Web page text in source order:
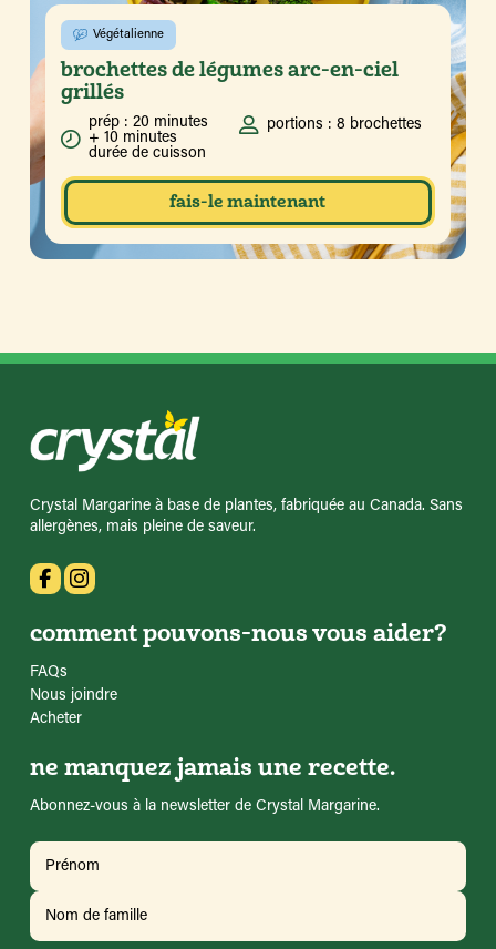
Végétalienne
brochettes de légumes arc-en-ciel
grillés
prép : 20 minutes
+ 10 minutes
durée de cuisson
portions : 8 brochettes
fais-le maintenant
Crystal Margarine à base de plantes, fabriquée au Canada. Sans
allergènes, mais pleine de saveur.
comment pouvons-nous vous aider?
FAQs
Nous joindre
Acheter
ne manquez jamais une recette.
Abonnez-vous à la newsletter de Crystal Margarine.
Nom
Prénom